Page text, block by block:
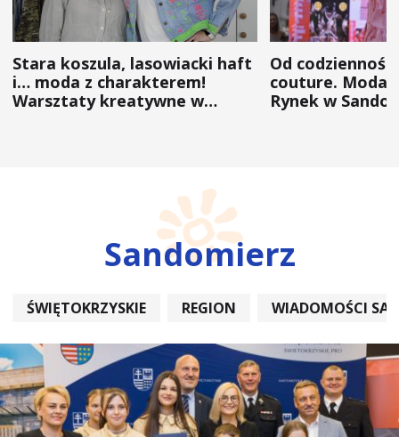
Stara koszula, lasowiacki haft
i… moda z charakterem!
Warsztaty kreatywne w
Od
couture. Moda
Rynek w
Sandomierz
ŚWIĘTOKRZYSKIE REGION WIADOMOŚCI